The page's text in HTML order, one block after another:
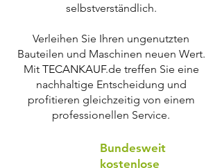
selbstverständlich.
Verleihen Sie Ihren ungenutzten
Bauteilen und Maschinen neuen Wert.
Mit TECANKAUF.de treffen Sie eine
nachhaltige Entscheidung und
profitieren gleichzeitig von einem
professionellen Service.
Bundesweit
kostenlose